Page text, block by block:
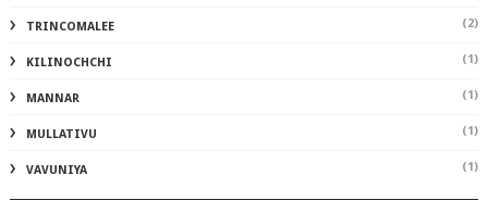
TRINCOMALEE (2)
KILINOCHCHI (1)
MANNAR (1)
MULLATIVU (1)
VAVUNIYA (1)